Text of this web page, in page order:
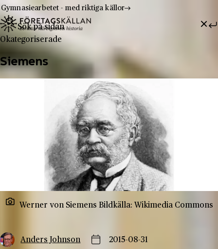
Hoppa till innehåll
Till innehåll
Gymnasiearbetet - med riktiga källor
Sök efter:
Okategoriserade
Siemens
Werner von Siemens Bildkälla: Wikimedia Commons
Anders Johnson
2015-08-31